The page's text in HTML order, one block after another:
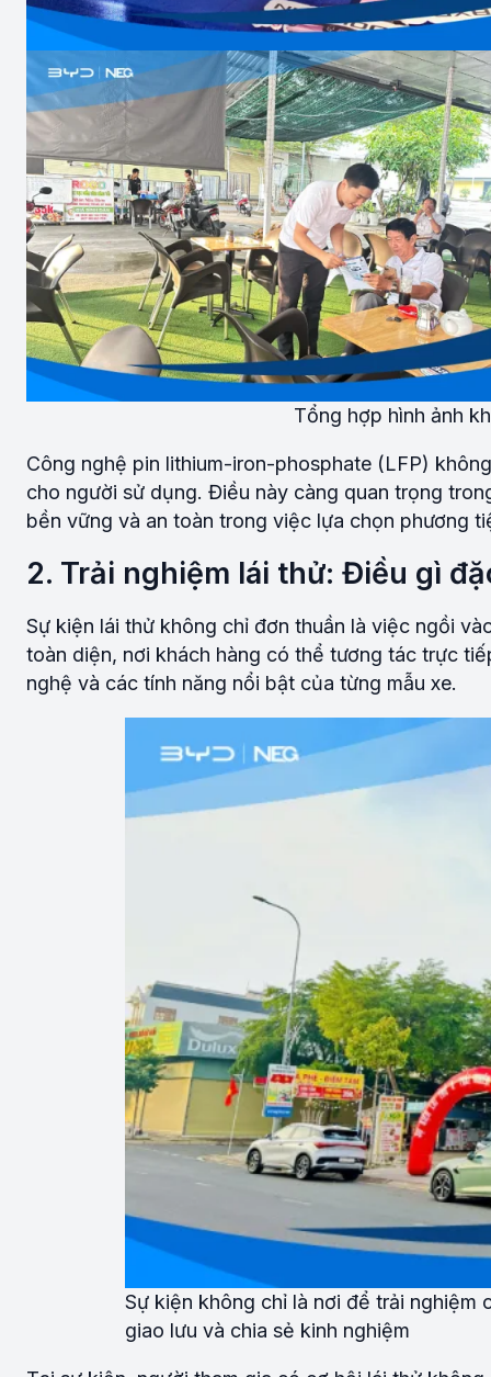
Tổng hợp hình ảnh
Công nghệ pin lithium-iron-phosphate (LFP)
cho người sử dụng. Điều này càng quan trọng
bền vững và an toàn trong việc lựa chọn phương
2. Trải nghiệm lái thử: Điều gì
Sự kiện lái thử không chỉ đơn thuần là việc ngồi
toàn diện, nơi khách hàng có thể tương tác trực
nghệ và các tính năng nổi bật của từng mẫu xe.
Sự kiện không chỉ là nơi để trải nghiệm
giao lưu và chia sẻ kinh nghiệm